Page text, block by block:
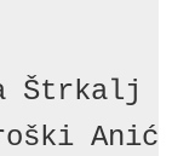
Anić